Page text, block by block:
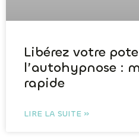
Libérez votre
l’autohypnose :
rapide
LIRE LA SUITE »